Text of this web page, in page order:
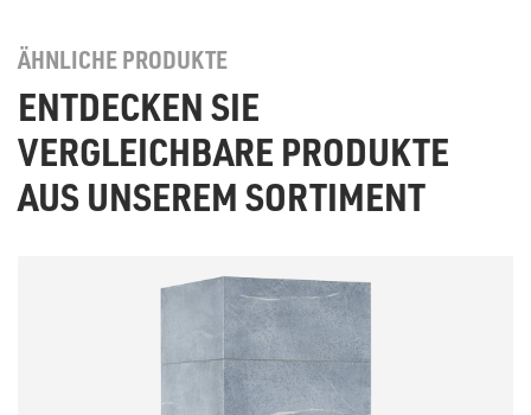
ÄHNLICHE PRODUKTE
ENTDECKEN SIE
VERGLEICHBARE PRODUKTE
AUS UNSEREM SORTIMENT